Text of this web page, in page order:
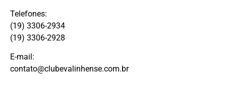
Telefones:
(19) 3306-2934
(19) 3306-2928
E-mail:
contato@clubevalinhense.com.br